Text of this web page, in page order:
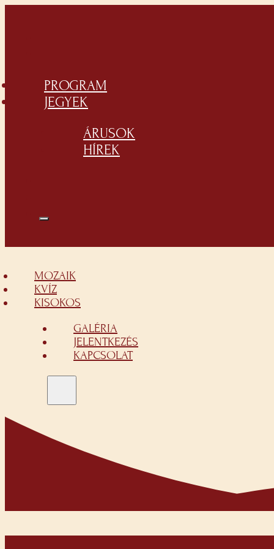
PROGRAM
JEGYEK
ÁRUSOK
HÍREK
MOZAIK
KVÍZ
KISOKOS
GALÉRIA
JELENTKEZÉS
KAPCSOLAT